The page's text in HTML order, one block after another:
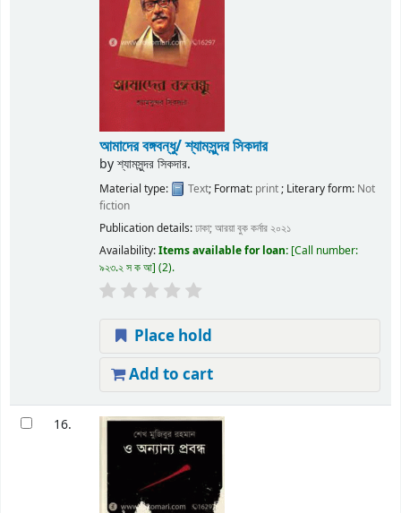
আমাদের বঙ্গবন্ধু/ শ্যামসুন্দর সিকদার
byশ্যামসুন্দর সিকদার.
Material type: Text; Format: print ; Literary form: Not
fiction
Publication details:ঢাকা;আরয়া বুক কর্নার ২০২১
Availability:Items available for loan: Call number:
৯২৩.২ স ক আ (2).
Place hold
Add to cart
16.